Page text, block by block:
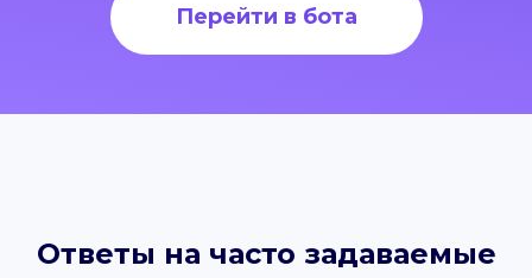
Перейти в бота
Ответы на часто задаваемые